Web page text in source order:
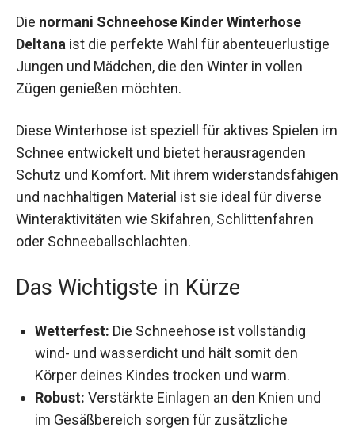
ist die perfekte Wahl für
abenteuerlustige Jungen und Mädchen, die den
Winter in vollen Zügen genießen möchten.
Diese Winterhose ist speziell für aktives Spielen
im Schnee entwickelt und bietet herausragenden
Schutz und Komfort. Mit ihrem
widerstandsfähigen und nachhaltigen Material ist
sie ideal für diverse Winteraktivitäten wie
Skifahren, Schlittenfahren oder
Schneeballschlachten.
Das Wichtigste in Kürze
Wetterfest:
Die Schneehose ist vollständig
wind- und wasserdicht und hält somit den
Körper deines Kindes trocken und warm.
Robust:
Verstärkte Einlagen an den Knien und
im Gesäßbereich sorgen für zusätzliche